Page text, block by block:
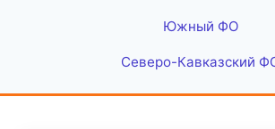
Южный ФО
Северо-Кавказский